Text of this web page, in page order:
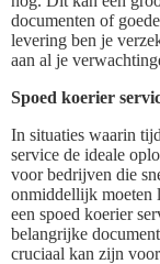
documenten of
levering ben je
aan al je
Spoed koerier
In situaties waarin
service de ideale
voor bedrijven die
onmiddellijk moeten
een spoed koerier
belangrijke
cruciaal kan zijn